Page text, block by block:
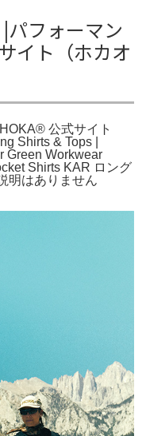
パフォーマン
イト（ホカオ
公式サイト
Shirts & Tops |
Green Workwear
Shirts KAR ロング
明はありません